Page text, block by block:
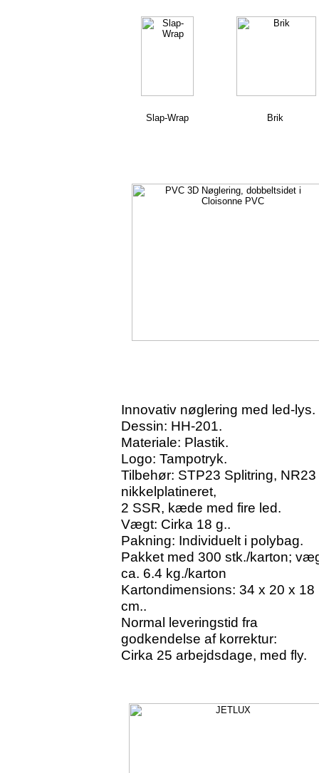
Slap-Wrap Brik
Innovativ nøglering med led-lys.
Dessin: HH-201.
Materiale: Plastik.
Logo: Tampotryk.
Tilbehør: STP23 Splitring, NR23
nikkelplatineret,
2 SSR, kæde med fire led.
Vægt: Cirka 18 g..
Pakning: Individuelt i polybag.
Pakket med 300 stk./karton;
ca. 6.4 kg./karton
Kartondimensions: 34 x 20 x 18
cm..
Normal leveringstid fra
godkendelse af korrektur:
Cirka 25 arbejdsdage, med fly.